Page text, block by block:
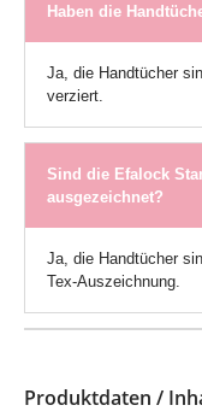
Haben die
Ja, die Handtücher
verziert.
Sind die Efalock
ausgezeichnet?
Ja, die Handtücher
Tex-Auszeichnung.
Produktdaten /